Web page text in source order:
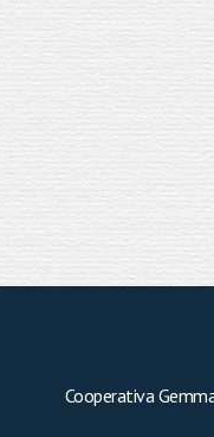
Cooperativa